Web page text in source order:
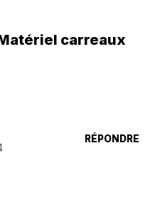
carreaux
RÉPONDRE